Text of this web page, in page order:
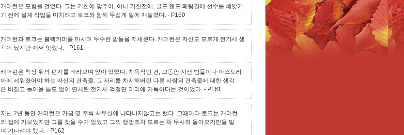
캐머런은 모험을 걸었다. 그는 기한에 맞추어, 아니 기한전에, 굴드 앤드 페팅길에 선수를 빼앗기
기 전에 설계 작업을 마치려고 로크와 함께 무섭게 일에 매달렸다. - P160
캐머런과 로크는 블랙커피를 마시며 무수한 밤들을 지새웠다. 캐머런은 자신도 모르게 전기세 생
각이 났지만 애써 잊었다. - P161
캐머런은 책상 위의 편지를 바라보며 앉아 있었다. 치욕적인 건, 그동안 지샌 밤들이나 아스토리
아에 세워졌어야 하는 자신의 건축물, 그 자리를 차지해버린 다른 사람의 건축물에 대한 생각
은 비집고 들어올 틈도 없이 연체된 전기세 걱정만 머리에 가득하다는 것이었다. - P161
지난 2년 동안 캐머런은 가끔 몇 주씩 사무실에 나타나지않고는 했다. 그때마다 로크는 캐머런
의 집에 가보았지만 그를 찾을 수가 없었고 그의 행방조차 모르는 채 무사히 돌아오기만을 빌
며 기다려야 했다. - P162